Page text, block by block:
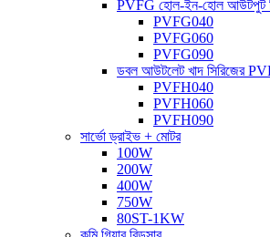
PVFG হোল-ইন-হোল আউটপুট
PVFG040
PVFG060
PVFG090
ডবল আউটলেট খাদ সিরিজের
PVFH040
PVFH060
PVFH090
সার্ভো ড্রাইভ + মোটর
100W
200W
400W
750W
80ST-1KW